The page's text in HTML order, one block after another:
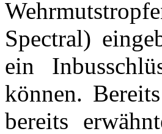
Spectral)
ein
können.
bereits